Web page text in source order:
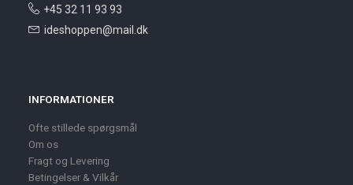
+45 32 11 93 93
ideshoppen@mail.dk
INFORMATIONER
Ofte stillede spørgsmål
Om os
Fragt og Levering
Betingelser & Vilkår